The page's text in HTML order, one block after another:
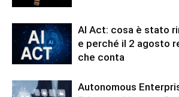
AI Act: cosa è stato
e perché il 2 agosto
che conta
Autonomous